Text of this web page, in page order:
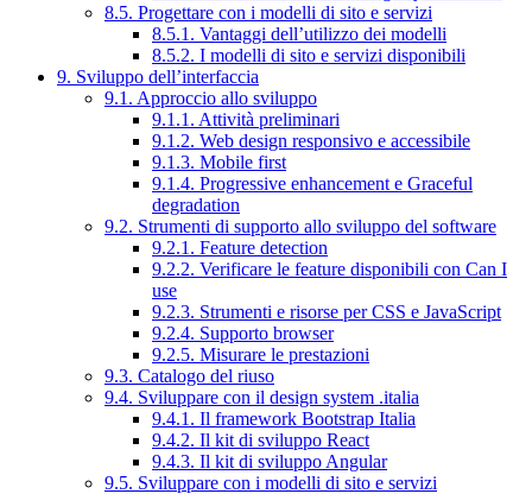
8.5. Progettare con i modelli di sito e servizi
8.5.1. Vantaggi dell’utilizzo dei modelli
8.5.2. I modelli di sito e servizi disponibili
9. Sviluppo dell’interfaccia
9.1. Approccio allo sviluppo
9.1.1. Attività preliminari
9.1.2. Web design responsivo e accessibile
9.1.3. Mobile first
9.1.4. Progressive enhancement e Graceful
degradation
9.2. Strumenti di supporto allo sviluppo del software
9.2.1. Feature detection
9.2.2. Verificare le feature disponibili con Can I
use
9.2.3. Strumenti e risorse per CSS e JavaScript
9.2.4. Supporto browser
9.2.5. Misurare le prestazioni
9.3. Catalogo del riuso
9.4. Sviluppare con il design system .italia
9.4.1. Il framework Bootstrap Italia
9.4.2. Il kit di sviluppo React
9.4.3. Il kit di sviluppo Angular
9.5. Sviluppare con i modelli di sito e servizi